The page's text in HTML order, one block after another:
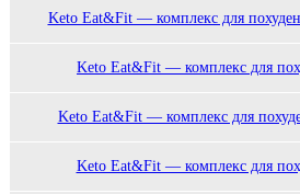
Keto Eat&Fit — комплекс для
Keto Eat&Fit — комплекс для
Keto Eat&Fit — комплекс для
Keto Eat&Fit — комплекс для